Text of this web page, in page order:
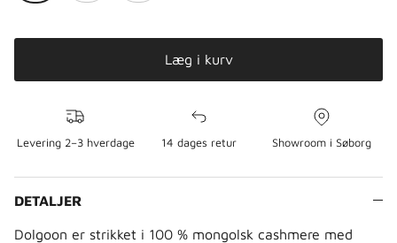
Læg i kurv
Levering 2–3 hverdage 14 dages retur Showroom i Søborg
DETALJER
Dolgoon er strikket i 100 % mongolsk cashmere med